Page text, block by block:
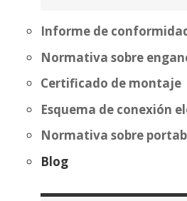
Informe de
Normativa sobre
Certificado de montaje
Esquema de conexión
Normativa sobre
Blog